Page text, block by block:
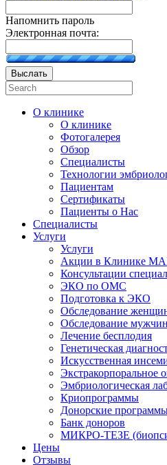
Напомнить пароль
Электронная почта:
Выслать
О клинике
О клинике
Фотогалерея
Обзор
Специалисты
Технологии
Пациентам
Сертификаты
Пациенты о Нас
Специалисты
Услуги
Услуги
Акции в Клинике
Консультации
ЭКО по ОМС
Подготовка к ЭКО
Обследование
Обследование
Лечение бесплодия
Генетическая
Искусственная
Экстракорпоральное
Эмбриологическая
Криопрограммы
Донорские
Банк доноров
МИКРО-ТЕЗЕ
Цены
Отзывы